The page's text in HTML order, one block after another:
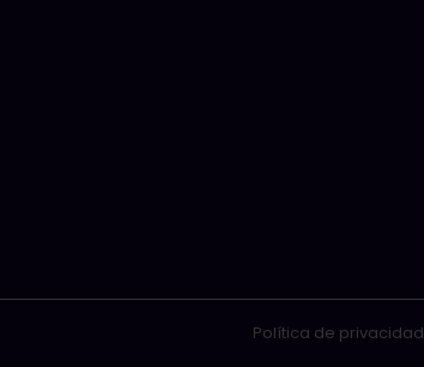
Política de privacidad